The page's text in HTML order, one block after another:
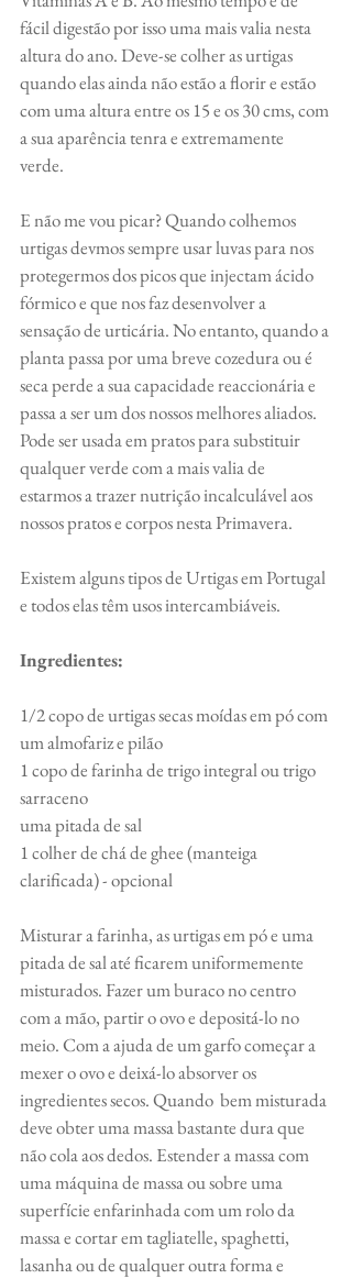
fácil digestão por isso uma mais valia nesta
altura do ano. Deve-se colher as urtigas
quando elas ainda não estão a florir e estão
com uma altura entre os 15 e os 30 cms, com
a sua aparência tenra e extremamente
verde.
E não me vou picar? Quando colhemos
urtigas devmos sempre usar luvas para nos
protegermos dos picos que injectam ácido
fórmico e que nos faz desenvolver a
sensação de urticária. No entanto, quando a
planta passa por uma breve cozedura ou é
seca perde a sua capacidade reaccionária e
passa a ser um dos nossos melhores aliados.
Pode ser usada em pratos para substituir
qualquer verde com a mais valia de
estarmos a trazer nutrição incalculável aos
nossos pratos e corpos nesta Primavera.
Existem alguns tipos de Urtigas em Portugal
e todos elas têm usos intercambiáveis.
Ingredientes:
1/2 copo de urtigas secas moídas em pó com
um almofariz e pilão
1 copo de farinha de trigo integral ou trigo
sarraceno
uma pitada de sal
1 colher de chá de ghee (manteiga
clarificada) - opcional
Misturar a farinha, as urtigas em pó e uma
pitada de sal até ficarem uniformemente
misturados. Fazer um buraco no centro
com a mão, partir o ovo e depositá-lo no
meio. Com a ajuda de um garfo começar a
mexer o ovo e deixá-lo absorver os
ingredientes secos. Quando  bem misturada
deve obter uma massa bastante dura que
não cola aos dedos. Estender a massa com
uma máquina de massa ou sobre uma
superfície enfarinhada com um rolo da
massa e cortar em tagliatelle, spaghetti,
lasanha ou de qualquer outra forma e